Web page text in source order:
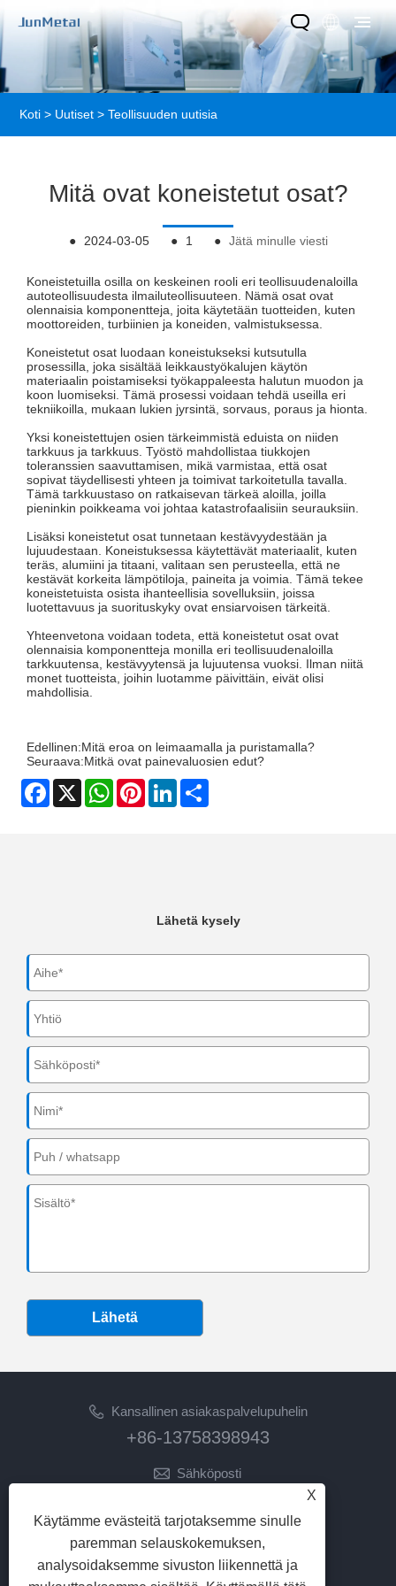
Koti > Uutiset >Teollisuuden uutisia
Mitä ovat koneistetut osat?
● 2024-03-05 ● 1 ● Jätä minulle viesti
Koneistetuilla osilla on keskeinen rooli eri teollisuudenaloilla
autoteollisuudesta ilmailuteollisuuteen. Nämä osat ovat
olennaisia ​​komponentteja, joita käytetään tuotteiden, kuten
moottoreiden, turbiinien ja koneiden, valmistuksessa.
Koneistetut osat luodaan koneistukseksi kutsutulla
prosessilla, joka sisältää leikkaustyökalujen käytön
materiaalin poistamiseksi työkappaleesta halutun muodon ja
koon luomiseksi. Tämä prosessi voidaan tehdä useilla eri
tekniikoilla, mukaan lukien jyrsintä, sorvaus, poraus ja hionta.
Yksi koneistettujen osien tärkeimmistä eduista on niiden
tarkkuus ja tarkkuus. Työstö mahdollistaa tiukkojen
toleranssien saavuttamisen, mikä varmistaa, että osat
sopivat täydellisesti yhteen ja toimivat tarkoitetulla tavalla.
Tämä tarkkuustaso on ratkaisevan tärkeä aloilla, joilla
pieninkin poikkeama voi johtaa katastrofaalisiin seurauksiin.
Lisäksi koneistetut osat tunnetaan kestävyydestään ja
lujuudestaan. Koneistuksessa käytettävät materiaalit, kuten
teräs, alumiini ja titaani, valitaan sen perusteella, että ne
kestävät korkeita lämpötiloja, paineita ja voimia. Tämä tekee
koneistetuista osista ihanteellisia sovelluksiin, joissa
luotettavuus ja suorituskyky ovat ensiarvoisen tärkeitä.
Yhteenvetona voidaan todeta, että koneistetut osat ovat
olennaisia ​​komponentteja monilla eri teollisuudenaloilla
tarkkuutensa, kestävyytensä ja lujuutensa vuoksi. Ilman niitä
monet tuotteista, joihin luotamme päivittäin, eivät olisi
mahdollisia.
Edellinen:Mitä eroa on leimaamalla ja puristamalla?
Seuraava:Mitkä ovat painevaluosien edut?
Facebook
X WhatsAppPinterestLinkedIn
Lähetä kysely
Lähetä
Kansallinen asiakaspalvelupuhelin
+86-13758398943
Sähköposti
junmetal.hardware.ltd@gmail.com
SEURAA MEITÄ
X
Käytämme evästeitä tarjotaksemme sinulle
paremman selauskokemuksen,
analysoidaksemme sivuston liikennettä ja